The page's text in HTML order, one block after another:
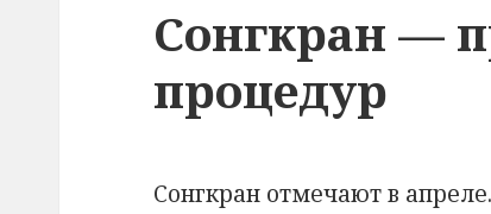
Сонгкран —
процедур
Сонгкран отмечают в